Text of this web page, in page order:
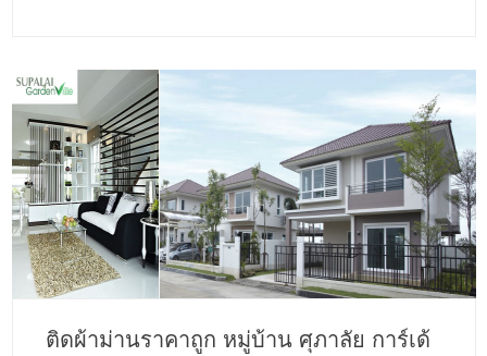
ติดผ้าม่านราคาถูก หมู่บ้าน ศุภาลัย การ์เด้